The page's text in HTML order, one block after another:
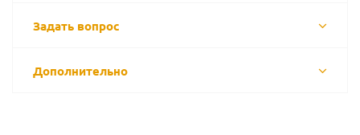
Задать вопрос
Дополнительно